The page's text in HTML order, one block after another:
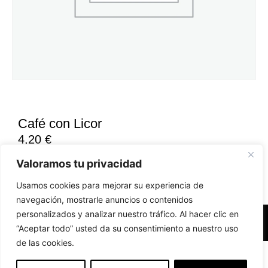
Valoramos tu privacidad
Usamos cookies para mejorar su experiencia de
navegación, mostrarle anuncios o contenidos
personalizados y analizar nuestro tráfico. Al hacer clic en
“Aceptar todo” usted da su consentimiento a nuestro uso
de las cookies.
Café con Licor
4,20 €
Accesibilidad Aviso Legal Políticas de Cookies
EN